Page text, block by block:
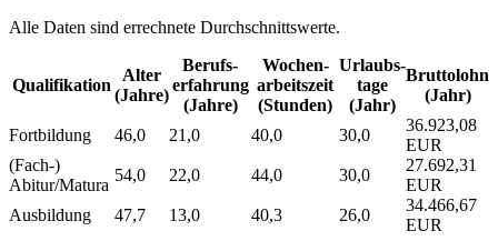
Alle Daten sind errechnete Durchschnittswerte.
Qualifikation
Alter
(Jahre)
Berufs­
erfahrung
(Jahre)
Wochen­
arbeitszeit
(Stunden)
Urlaubs­
tage
(Jahr)
Bruttolohn
(Jahr)
Fortbildung 46,0 21,0 40,0 30,0
36.923,08
EUR
(Fach-)
Abitur/Matura
54,0 22,0 44,0 30,0
27.692,31
EUR
Ausbildung
47,7 13,0 40,3 26,0
34.466,67
EUR